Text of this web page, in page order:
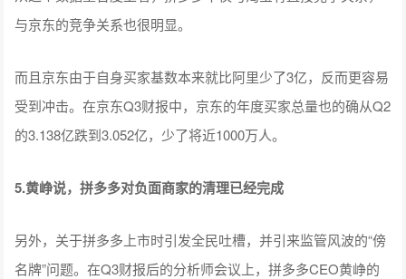
与京东的竞争关系也很明显。
而且京东由于自身买家基数本来就比阿里少了3亿，反而更容易
受到冲击。在京东Q3财报中，京东的年度买家总量也的确从Q2
的3.138亿跌到3.052亿，少了将近1000万人。
5.黄峥说，拼多多对负面商家的清理已经完成
另外，关于拼多多上市时引发全民吐槽，并引来监管风波的“傍
名牌”问题。在Q3财报后的分析师会议上，拼多多CEO黄峥的